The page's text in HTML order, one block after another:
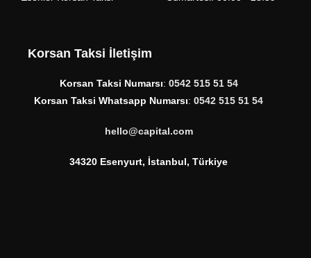
Korsan Taksi İletişim
Korsan Taksi Numarsı: 0542 515 51 54
Korsan Taksi Whatsapp Numarsı: 0542 515 51 54
hello@capital.com
34320 Esenyurt, İstanbul, Türkiye